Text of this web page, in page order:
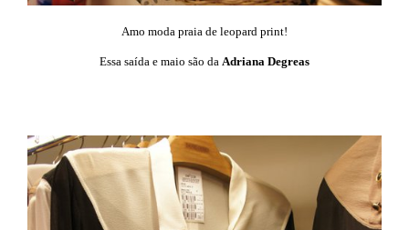
Amo moda praia de leopard print!
Essa saída e maio são da Adriana Degreas